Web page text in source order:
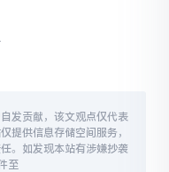
发贡献，该文观点仅代表
提供信息存储空间服务，
。如发现本站有涉嫌抄袭
至